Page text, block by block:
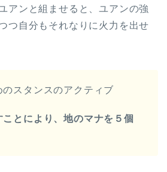
アンと組ませると、ユアンの強
つ自分もそれなりに火力を出せ
スタンスのアクティブ
ことにより、地のマナを５個